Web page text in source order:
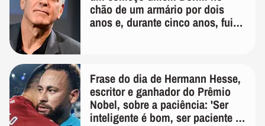
chão de um armário por dois
anos e, durante cinco anos, fui
Frase do dia de Hermann Hesse,
escritor e ganhador do Prêmio
Nobel, sobre a paciência: 'Ser
inteligente é bom, ser paciente é